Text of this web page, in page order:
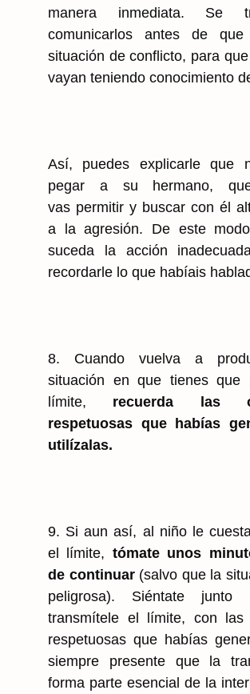
manera inmediata. Se
comunicarlos antes de
situación de conflicto, para
vayan teniendo conocimiento
Así, puedes explicarle que
pegar a su hermano,
vas permitir y buscar con él
a la agresión. De este
suceda la acción
recordarle lo que habíais
8. Cuando vuelva a
situación en que tienes que
límite, recuerda las
respetuosas que habías
utilízalas.
9. Si aun así, al niño le
el límite, tómate unos
de continuar(salvo que la
peligrosa). Siéntate
transmítele el límite, con las
respetuosas que habías
siempre presente que la
forma parte esencial de la